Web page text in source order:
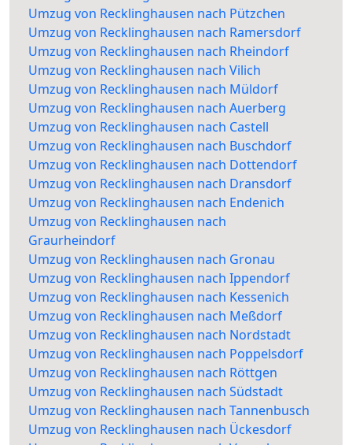
Umzug von Recklinghausen nach Pützchen
Umzug von Recklinghausen nach Ramersdorf
Umzug von Recklinghausen nach Rheindorf
Umzug von Recklinghausen nach Vilich
Umzug von Recklinghausen nach Müldorf
Umzug von Recklinghausen nach Auerberg
Umzug von Recklinghausen nach Castell
Umzug von Recklinghausen nach Buschdorf
Umzug von Recklinghausen nach Dottendorf
Umzug von Recklinghausen nach Dransdorf
Umzug von Recklinghausen nach Endenich
Umzug von Recklinghausen nach
Graurheindorf
Umzug von Recklinghausen nach Gronau
Umzug von Recklinghausen nach Ippendorf
Umzug von Recklinghausen nach Kessenich
Umzug von Recklinghausen nach Meßdorf
Umzug von Recklinghausen nach Nordstadt
Umzug von Recklinghausen nach Poppelsdorf
Umzug von Recklinghausen nach Röttgen
Umzug von Recklinghausen nach Südstadt
Umzug von Recklinghausen nach Tannenbusch
Umzug von Recklinghausen nach Ückesdorf